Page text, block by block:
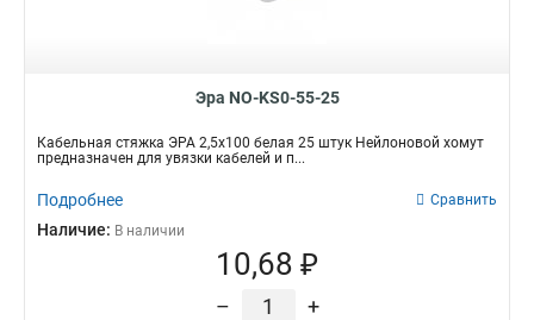
Эра NO-KS0-55-25
Кабельная стяжка ЭРА 2,5х100 белая 25 штук Нейлоновой хомут
предназначен для увязки кабелей и п...
Подробнее Сравнить
Наличие: В наличии
10,68 ₽
– +